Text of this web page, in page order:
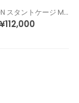
CRAZY IRON スタントケージ MT-09/トレーサー(17-20)/XSR900 (16-20)
¥112,000